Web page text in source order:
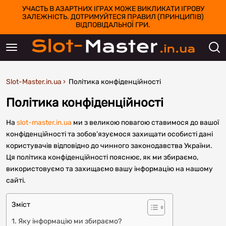
УЧАСТЬ В АЗАРТНИХ ІГРАХ МОЖЕ ВИКЛИКАТИ ІГРОВУ
ЗАЛЕЖНІСТЬ. ДОТРИМУЙТЕСЯ ПРАВИЛ (ПРИНЦИПІВ)
ВІДПОВІДАЛЬНОЇ ГРИ.
Slot-Master.in.ua Політика конфіденційності
Політика конфіденційності
На slot-master.in.ua ми з великою повагою ставимося до вашої
конфіденційності та зобов’язуємося захищати особисті дані
користувачів відповідно до чинного законодавства України.
Ця політика конфіденційності пояснює, як ми збираємо,
використовуємо та захищаємо вашу інформацію на нашому
сайті.
Зміст
1. Яку інформацію ми збираємо?